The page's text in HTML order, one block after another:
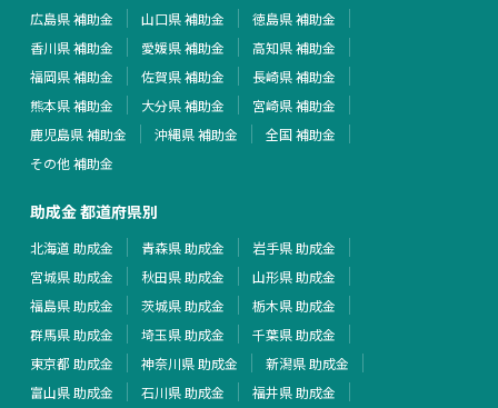
広島県 補助金
山口県 補助金
徳島県 補助金
香川県 補助金
愛媛県 補助金
高知県 補助金
福岡県 補助金
佐賀県 補助金
長崎県 補助金
熊本県 補助金
大分県 補助金
宮崎県 補助金
鹿児島県 補助金
沖縄県 補助金
全国 補助金
その他 補助金
助成金 都道府県別
北海道 助成金 青森県 助成金
岩手県 助成金
宮城県 助成金
秋田県 助成金
山形県 助成金
福島県 助成金
茨城県 助成金
栃木県 助成金
群馬県 助成金
埼玉県 助成金
千葉県 助成金
東京都 助成金
神奈川県 助成金
新潟県 助成金
富山県 助成金
石川県 助成金
福井県 助成金